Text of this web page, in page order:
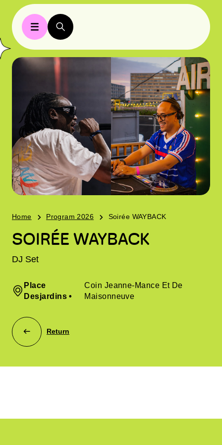
Home Program 2026 Soirée WAYBACK
SOIRÉE WAYBACK
DJ Set
Place
Desjardins •
Coin Jeanne-Mance Et De
Maisonneuve
Return